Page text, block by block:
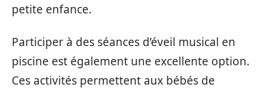
petite enfance.
Participer à des séances d’éveil musical en
piscine est également une excellente option.
Ces activités permettent aux bébés de